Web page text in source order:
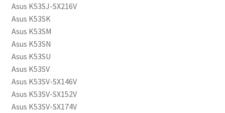
Asus K53SJ-SX216V
Asus K53SK
Asus K53SM
Asus K53SN
Asus K53SU
Asus K53SV
Asus K53SV-SX146V
Asus K53SV-SX152V
Asus K53SV-SX174V